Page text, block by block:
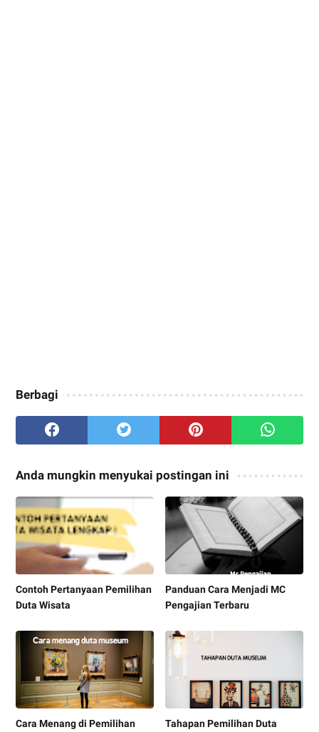
Berbagi
Anda mungkin menyukai postingan ini
Contoh Pertanyaan Pemilihan
Duta Wisata
Panduan Cara Menjadi MC
Pengajian Terbaru
Cara Menang di Pemilihan
Tahapan Pemilihan Duta